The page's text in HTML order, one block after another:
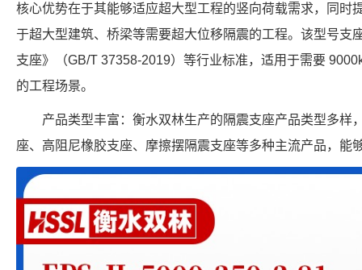
核心优势在于其能够适应超大型工程的竖向荷载需求，同时
于超大型建筑、桥梁等需要超大位移隔震的工程。该型号支
支座》（GB/T 37358-2019）等行业标准，适用于需要
的工程场景。
产品类型丰富：衡水双林生产的隔震支座产品类型多样
座、高阻尼橡胶支座、摩擦摆隔震支座等多种主流产品，能